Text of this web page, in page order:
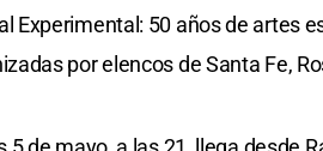
Experimental: 50 años de artes
por elencos de Santa Fe,